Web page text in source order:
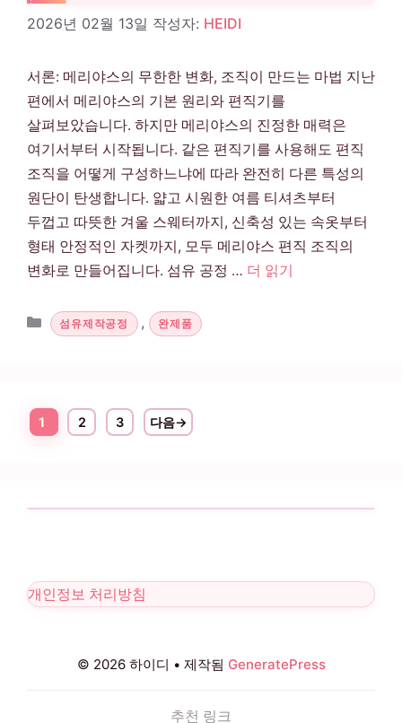
2026년 02월 13일 작성자: HEIDI
서론: 메리야스의 무한한 변화, 조직이 만드는 마법 지난
편에서 메리야스의 기본 원리와 편직기를
살펴보았습니다. 하지만 메리야스의 진정한 매력은
여기서부터 시작됩니다. 같은 편직기를 사용해도 편직
조직을 어떻게 구성하느냐에 따라 완전히 다른 특성의
원단이 탄생합니다. 얇고 시원한 여름 티셔츠부터
두껍고 따뜻한 겨울 스웨터까지, 신축성 있는 속옷부터
형태 안정적인 자켓까지, 모두 메리야스 편직 조직의
변화로 만들어집니다. 섬유 공정 … 더 읽기
카테고리
섬유제작공정 , 완제품
페이지
1
페이지
2
페이지
3 다음→
개인정보 처리방침
© 2026 하이디 • 제작됨 GeneratePress
추천 링크